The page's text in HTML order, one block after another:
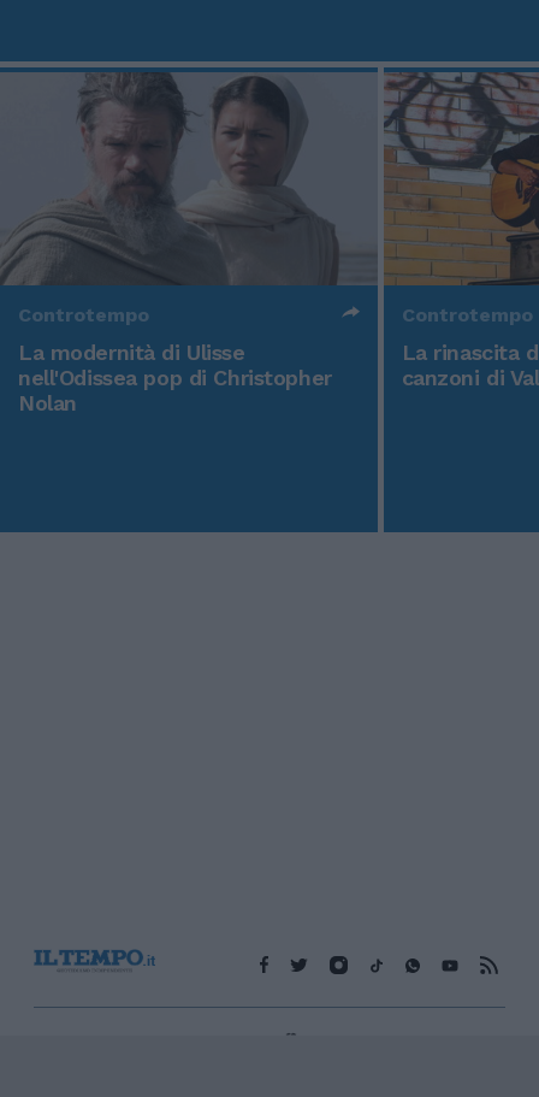
Controtempo
La modernità di Ulisse
nell'Odissea pop di Christopher
Nolan
Controtempo
La rinascita
canzoni di